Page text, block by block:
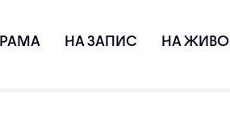
НА ЗАПИС НА ЖИВО